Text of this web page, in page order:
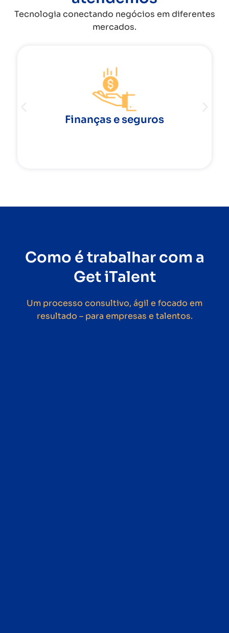
Tecnologia conectando negócios em diferentes
mercados.
Finanças e seguros
Como é trabalhar com a
Get iTalent
Um processo consultivo, ágil e focado em
resultado – para empresas e talentos.